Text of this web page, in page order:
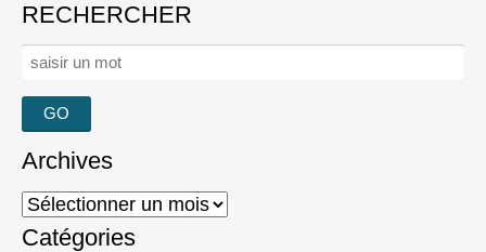
RECHERCHER
Rechercher :
Archives
Archives
Catégories